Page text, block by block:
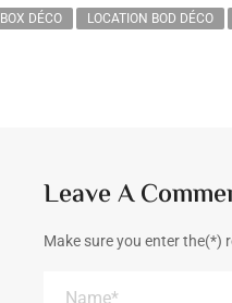
BOX DÉCO LOCATION BOD DÉCO
Leave A
Make sure you enter the(*)